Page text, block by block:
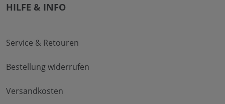
HILFE & INFO
Service & Retouren
Bestellung widerrufen
Versandkosten